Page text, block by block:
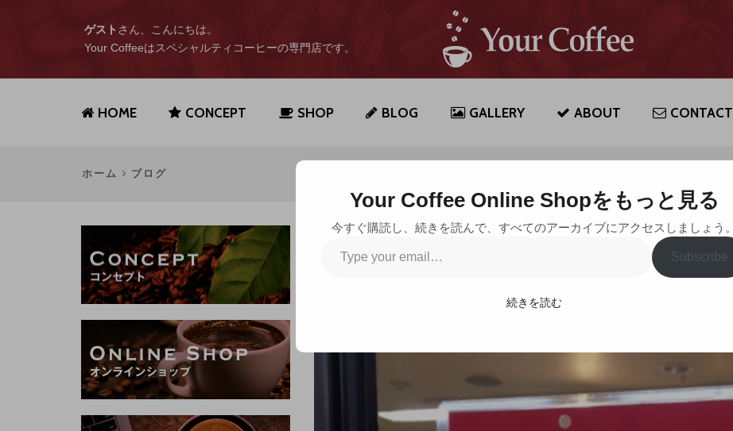
ゲスト さん、こんにちは。
Your Coffeeはスペシャルティコーヒーの専門店です。
HOME CONCEPT SHOP BLOG GALLERY ABOUT CONTACT
ホーム ブログ
Your Coffee Online Shopをもっと見る
今すぐ購読し、続きを読んで、すべてのアーカイブにアクセスしましょう。
Subscribe
続きを読む